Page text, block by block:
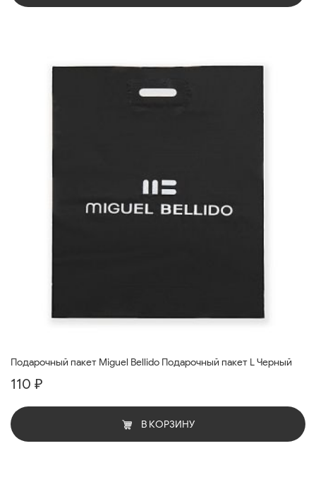
Подарочный пакет Miguel Bellido Подарочный пакет L Черный
110 ₽
В КОРЗИНУ